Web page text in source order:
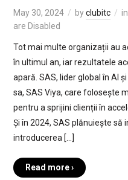
May 30, 2024 byclubitc in
are Disabled
Tot mai multe organizații au
în ultimul an, iar rezultatele
apară. SAS, lider global în AI
sa, SAS Viya, care folosește
pentru a sprijini clienții în
Și în 2024, SAS plănuiește să
introducerea […]
Read more ›